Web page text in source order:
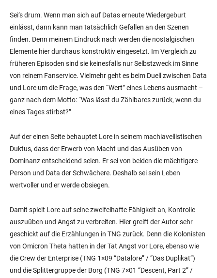
Sei’s drum. Wenn man sich auf Datas erneute Wiedergeburt
einlässt, dann kann man tatsächlich Gefallen an den Szenen
finden. Denn meinem Eindruck nach werden die nostalgischen
Elemente hier durchaus konstruktiv eingesetzt. Im Vergleich zu
früheren Episoden sind sie keinesfalls nur Selbstzweck im Sinne
von reinem Fanservice. Vielmehr geht es beim Duell zwischen Data
und Lore um die Frage, was den “Wert” eines Lebens ausmacht –
ganz nach dem Motto: “Was lässt du Zählbares zurück, wenn du
eines Tages stirbst?”
Auf der einen Seite behauptet Lore in seinem machiavellistischen
Duktus, dass der Erwerb von Macht und das Ausüben von
Dominanz entscheidend seien. Er sei von beiden die mächtigere
Person und Data der Schwächere. Deshalb sei sein Leben
wertvoller und er werde obsiegen.
Damit spielt Lore auf seine zweifelhafte Fähigkeit an, Kontrolle
auszuüben und Angst zu verbreiten. Hier greift der Autor sehr
geschickt auf die Erzählungen in TNG zurück. Denn die Kolonisten
von Omicron Theta hatten in der Tat Angst vor Lore, ebenso wie
die Crew der Enterprise (TNG 1×09 “Datalore” / “Das Duplikat”)
und die Splittergruppe der Borg (TNG 7×01 “Descent, Part 2” /